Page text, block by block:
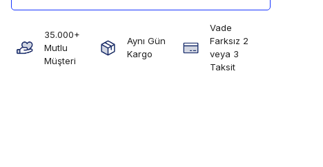
35.000+
Mutlu
Müşteri
Aynı Gün
Kargo
Vade
Farksız 2
veya 3
Taksit